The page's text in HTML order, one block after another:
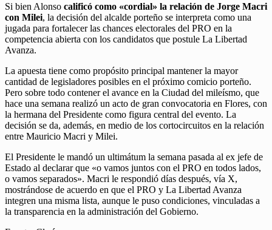
Si bien Alonso calificó como «cordial» la relación de Jorge Macri
con Milei, la decisión del alcalde porteño se interpreta como una
jugada para fortalecer las chances electorales del PRO en la
competencia abierta con los candidatos que postule La Libertad
Avanza.
La apuesta tiene como propósito principal mantener la mayor
cantidad de legisladores posibles en el próximo comicio porteño.
Pero sobre todo contener el avance en la Ciudad del mileísmo, que
hace una semana realizó un acto de gran convocatoria en Flores, con
la hermana del Presidente como figura central del evento. La
decisión se da, además, en medio de los cortocircuitos en la relación
entre Mauricio Macri y Milei.
El Presidente le mandó un ultimátum la semana pasada al ex jefe de
Estado al declarar que «o vamos juntos con el PRO en todos lados,
o vamos separados». Macri le respondió días después, vía X,
mostrándose de acuerdo en que el PRO y La Libertad Avanza
integren una misma lista, aunque le puso condiciones, vinculadas a
la transparencia en la administración del Gobierno.